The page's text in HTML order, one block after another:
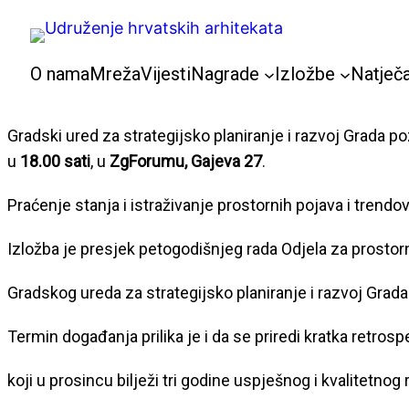
Skoči
sadržaja
O namaMrežaVijestiNagrade Izložbe
Gradski ured za strategijsko planiranje i razvoj Grada
u 18.00 sati, u ZgForumu, Gajeva 27.
Praćenje stanja i istraživanje prostornih pojava i
Izložba je presjek petogodišnjeg rada Odjela za
Gradskog ureda za strategijsko planiranje i razvoj
Termin događanja prilika je i da se priredi kratka
koji u prosincu bilježi tri godine uspješnog i kvalitetnog